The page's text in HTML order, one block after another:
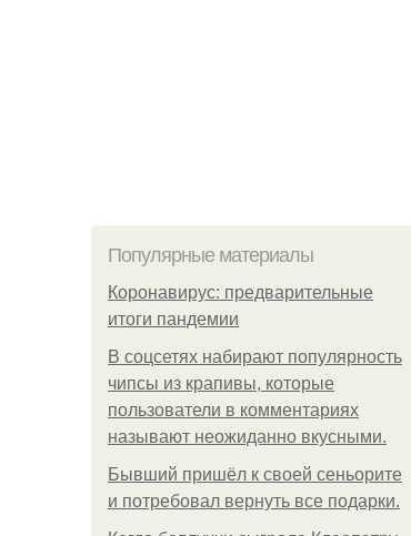
Популярные материалы
Коронавирус: предварительные
итоги пандемии
В соцсетях набирают популярность
чипсы из крапивы, которые
пользователи в комментариях
называют неожиданно вкусными.
Бывший пришёл к своей сеньорите
и потребовал вернуть все подарки.